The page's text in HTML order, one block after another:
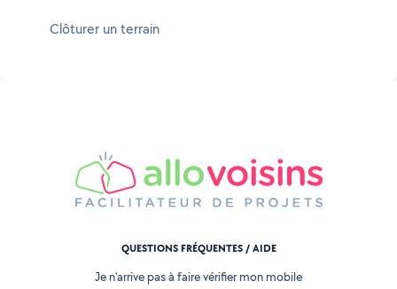
Clôturer un terrain
QUESTIONS FRÉQUENTES / AIDE
Je n'arrive pas à faire vérifier mon mobile